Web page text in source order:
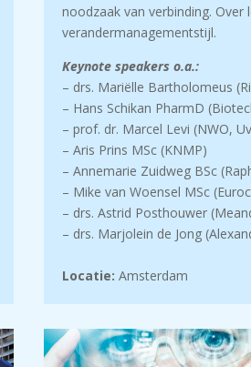
noodzaak van verbinding.
verandermanagementstijl.
Keynote speakers o.a.:
– drs. Mariëlle Bartholomeus
– Hans Schikan PharmD
– prof. dr. Marcel Levi (NWO,
– Aris Prins MSc (KNMP)
– Annemarie Zuidweg BSc
– Mike van Woensel MSc
– drs. Astrid Posthouwer
– drs. Marjolein de Jong
Locatie: Amsterdam